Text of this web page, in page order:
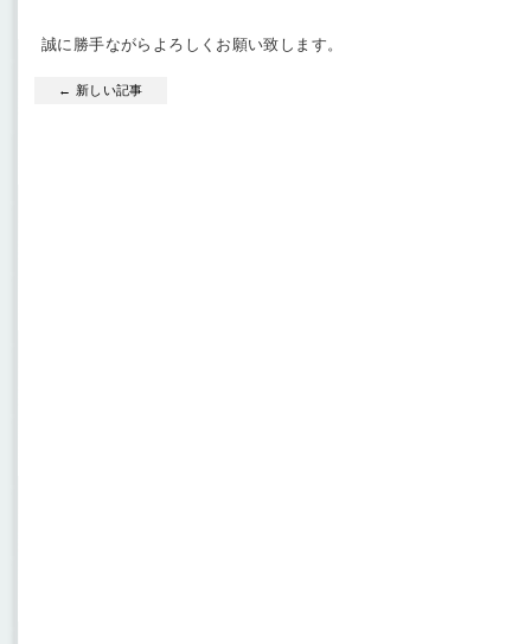
誠に勝手ながらよろしくお願い致します。
← 新しい記事